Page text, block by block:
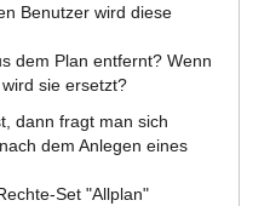
Benutzer wird diese
dem Plan entfernt? Wenn
sie ersetzt?
dann fragt man sich
dem Anlegen eines
Set "Allplan"